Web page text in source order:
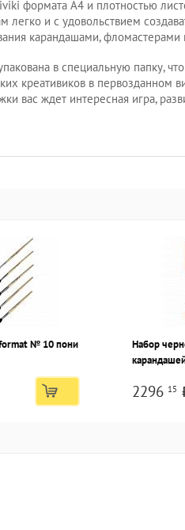
формата А4 и плотностью
и с удовольствием
карандашами, фломастерами
в специальную папку,
креативиков в первозданном
вас ждет интересная игра,
№ 10 пони
Набор
D`OR
2296 15